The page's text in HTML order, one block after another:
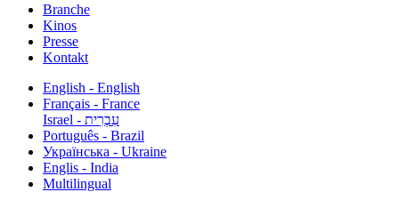
Branche
Kinos
Presse
Kontakt
English - English
Français - France
עִבְרִית - Israel
Português - Brazil
Українська - Ukraine
Englis - India
Multilingual